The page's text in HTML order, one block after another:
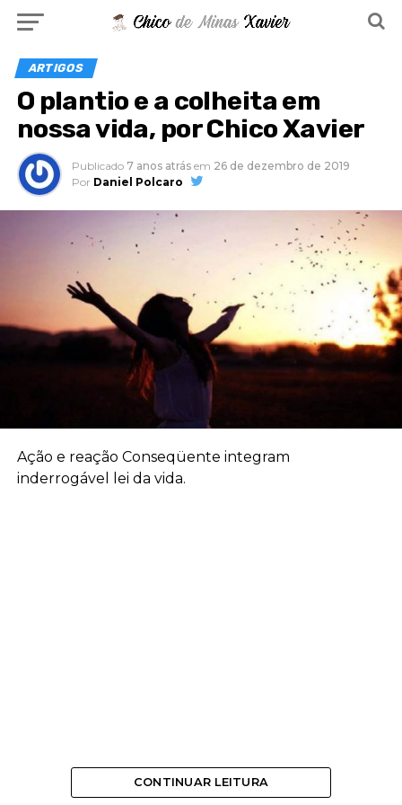
ARTIGOS
O plantio e a colheita em
nossa vida, por Chico Xavier
Publicado 7 anos atrás em 26 de dezembro de 2019
Por Daniel Polcaro
Ação e reação Conseqüente integram
inderrogável lei da vida.
CONTINUAR LEITURA